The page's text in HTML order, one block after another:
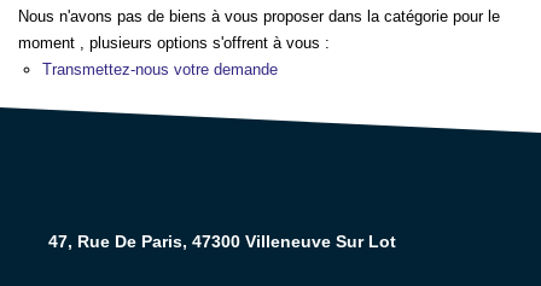
CONTACT
Nous n'avons pas de biens à vous proposer dans la catégorie pour le
moment , plusieurs options s'offrent à vous :
Transmettez-nous votre demande
47, Rue De Paris, 47300 Villeneuve Sur Lot